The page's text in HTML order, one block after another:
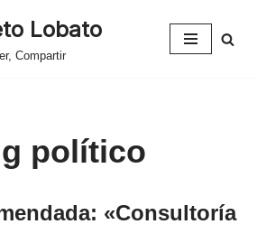
Lobato
Compartir
político
«Consultoría